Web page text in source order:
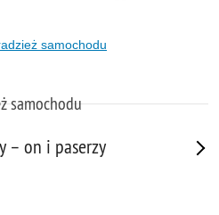
samochodu
samochodu
– on i paserzy